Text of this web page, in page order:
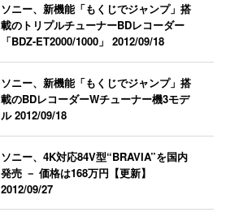
ソニー、新機能「もくじでジャンプ」搭
載のトリプルチューナーBDレコーダー
「BDZ-ET2000/1000」2012/09/18
ソニー、新機能「もくじでジャンプ」搭
載のBDレコーダーWチューナー機3モデ
ル2012/09/18
ソニー、4K対応84V型“BRAVIA”を国内
発売 － 価格は168万円【更新】
2012/09/27